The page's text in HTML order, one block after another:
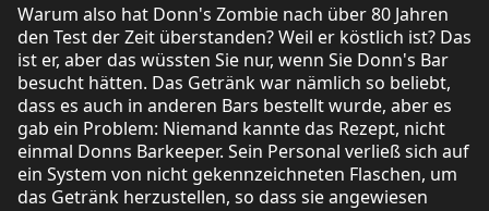
Warum also hat Donn's Zombie nach über 80 Jahren
den Test der Zeit überstanden? Weil er köstlich ist? Das
ist er, aber das wüssten Sie nur, wenn Sie Donn's Bar
besucht hätten. Das Getränk war nämlich so beliebt,
dass es auch in anderen Bars bestellt wurde, aber es
gab ein Problem: Niemand kannte das Rezept, nicht
einmal Donns Barkeeper. Sein Personal verließ sich auf
ein System von nicht gekennzeichneten Flaschen, um
das Getränk herzustellen, so dass sie angewiesen